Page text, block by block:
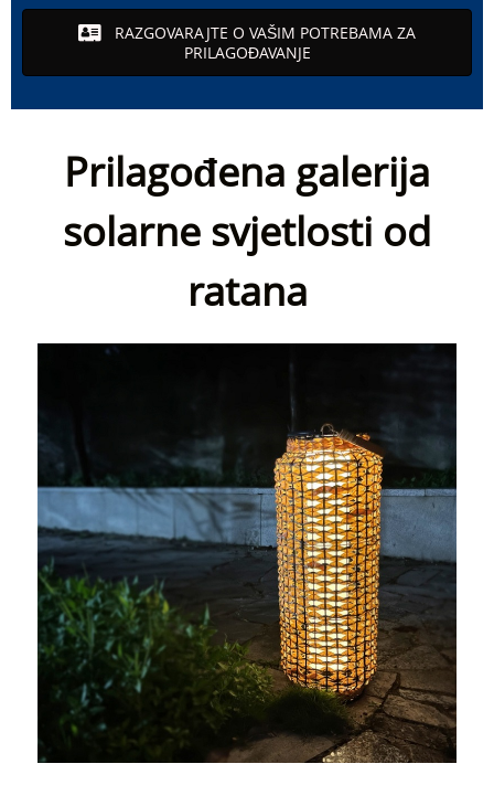
RAZGOVARAJTE O VAŠIM POTREBAMA ZA
PRILAGOĐAVANJE
Prilagođena galerija
solarne svjetlosti od
ratana